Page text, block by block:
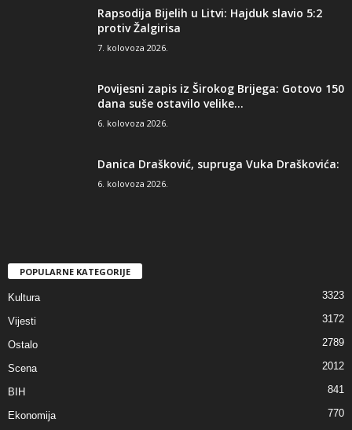
Rapsodija Bijelih u Litvi: Hajduk slavio 5:2
protiv Žalgirisa
7. kolovoza 2026.
Povijesni zapis iz Širokog Brijega: Gotovo 150
dana suše ostavilo velike...
6. kolovoza 2026.
Danica Drašković, supruga Vuka Draškovića:
6. kolovoza 2026.
POPULARNE KATEGORIJE
Kultura 3323
Vijesti 3172
Ostalo 2789
Scena 2012
BIH 841
Ekonomija 770